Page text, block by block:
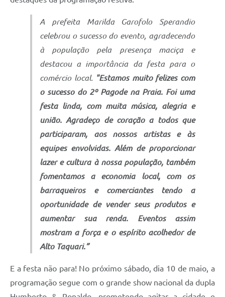
A prefeita Marilda Garofolo Sperandio
celebrou o sucesso do evento, agradecendo
à população pela presença maciça e
destacou a importância da festa para o
comércio local. "Estamos muito felizes com
o sucesso do 2º Pagode na Praia. Foi uma
festa linda, com muita música, alegria e
união. Agradeço de coração a todos que
participaram, aos nossos artistas e às
equipes envolvidas. Além de proporcionar
lazer e cultura à nossa população, também
fomentamos a economia local, com os
barraqueiros e comerciantes tendo a
oportunidade de vender seus produtos e
aumentar sua renda. Eventos assim
mostram a força e o espírito acolhedor de
Alto Taquari.”
E a festa não para! No próximo sábado, dia 10 de maio, a
programação segue com o grande show nacional da dupla